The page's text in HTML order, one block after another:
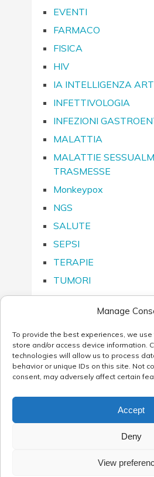
Manage
To provide the best experiences, we
store and/or access device information.
technologies will allow us to process
behavior or unique IDs on this site. Not
consent, may adversely affect certain
Accept
Deny
View
EVENTI
FARMACO
FISICA
HIV
IA INTELLIGENZA
INFETTIVOLOGIA
INFEZIONI
MALATTIA
MALATTIE
TRASMESSE
Monkeypox
NGS
SALUTE
SEPSI
TERAPIE
TUMORI
SEGUICI SU…
Mail: customersupport@abanalitica.it - C.F./P.I.